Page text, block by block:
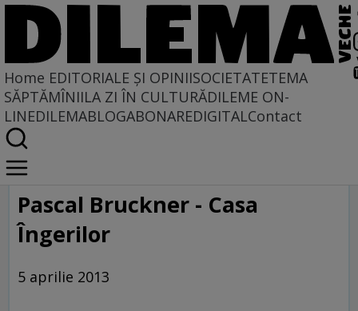
Home EDITORIALE ȘI OPINIISOCIETATETEMA
SĂPTĂMÎNIILA ZI ÎN CULTURĂDILEME ON-
LINEDILEMABLOGABONAREDIGITALContact
Home
Galerie
Pascal Bruckner - Casa
Îngerilor
5 aprilie 2013